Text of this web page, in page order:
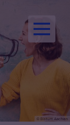
© Bistum Aachen